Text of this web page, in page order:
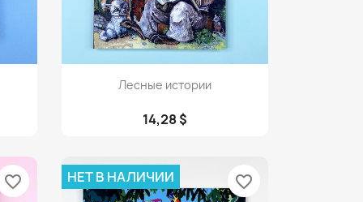
Просмотр
Лесные истории
14,28 $
favorite_border НЕТ В НАЛИЧИИ favorite_border